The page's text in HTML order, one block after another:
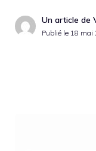
Un article de
Publié le 18 mai